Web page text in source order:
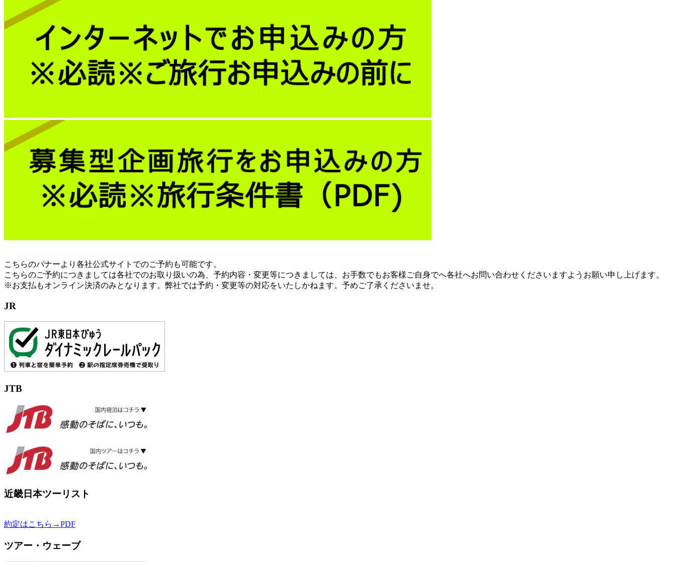
こちらのバナーより各社公式サイトでのご予約も可能です。
こちらのご予約につきましては各社でのお取り扱いの為、予約内容・変更等につきましては、お手数でもお客様ご自身でへ各社へお問い合わせくださいますようお願い申し上げます。
※お支払もオンライン決済のみとなります。弊社では予約・変更等の対応をいたしかねます。予めご了承くださいませ。
JR
JTB
近畿日本ツーリスト
約定はこちら→PDF
ツアー・ウェーブ